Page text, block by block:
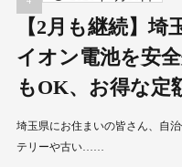
【2月も継続】
イオン電池を安
もOK、お得な定
埼玉県にお住まいの皆さん、自
テリーや古い……